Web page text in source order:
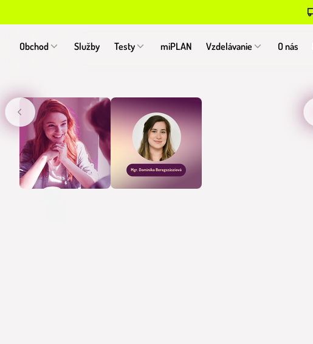
Obchod Služby Testy miPLAN Vzdelávanie O nás